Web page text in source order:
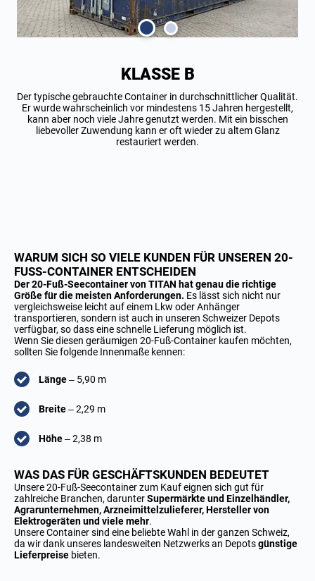
KLASSE B
Der typische gebrauchte Container in durchschnittlicher Qualität.
Er wurde wahrscheinlich vor mindestens 15 Jahren hergestellt,
kann aber noch viele Jahre genutzt werden. Mit ein bisschen
liebevoller Zuwendung kann er oft wieder zu altem Glanz
restauriert werden.
WARUM SICH SO VIELE KUNDEN FÜR UNSEREN 20-
FUSS-CONTAINER ENTSCHEIDEN
Der 20-Fuß-Seecontainer von TITAN hat genau die richtige
Größefür die meisten Anforderungen. Es lässt sich nicht nur
vergleichsweise leicht auf einem Lkw oder Anhänger
transportieren, sondern ist auch in unseren Schweizer Depots
verfügbar, so dass eine schnelle Lieferung möglich ist.
Wenn Sie diesen geräumigen 20-Fuß-Container kaufen möchten,
sollten Sie folgende Innenmaße kennen:
Länge– 5,90 m
Breite– 2,29 m
Höhe– 2,38 m
WAS DAS FÜR GESCHÄFTSKUNDEN BEDEUTET
Unsere 20-Fuß-Seecontainer zum Kauf eignen sich gut für
zahlreiche Branchen, darunterSupermärkte und Einzelhändler,
Agrarunternehmen, Arzneimittelzulieferer, Hersteller von
Elektrogeräten und viele mehr.
Unsere Container sind eine beliebte Wahl in der ganzen Schweiz,
da wir dank unseres landesweiten Netzwerks an Depotsgünstige
Lieferpreise bieten.